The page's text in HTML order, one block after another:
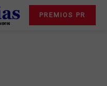
PREMIOS PR